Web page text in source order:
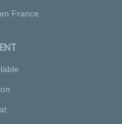
France